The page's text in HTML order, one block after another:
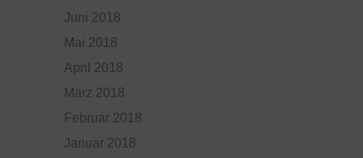
Juni 2018
Mai 2018
April 2018
März 2018
Februar 2018
Januar 2018